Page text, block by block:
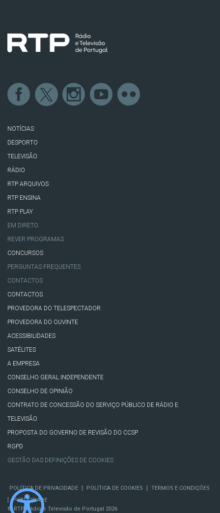
NOTÍCIAS
DESPORTO
TELEVISÃO
RÁDIO
RTP ARQUIVOS
RTP ENSINA
RTP PLAY
EM DIRETO
REVER PROGRAMAS
CONCURSOS
PERGUNTAS FREQUENTES
CONTACTOS
CONTACTOS
PROVEDORA DO TELESPECTADOR
PROVEDORA DO OUVINTE
ACESSIBILIDADES
SATÉLITES
A EMPRESA
CONSELHO GERAL INDEPENDENTE
CONSELHO DE OPINIÃO
CONTRATO DE CONCESSÃO DO SERVIÇO PÚBLICO DE RÁDIO E
TELEVISÃO
PROPOSTA DO GOVERNO DE REVISÃO DO CCSP
RGPD
GESTÃO DAS DEFINIÇÕES DE COOKIES
POLÍTICA DE PRIVACIDADE POLÍTICA DE COOKIES TERMOS E CONDIÇÕES
PUBLICIDADE
© RTP, Rádio e Televisão de Portugal 2026